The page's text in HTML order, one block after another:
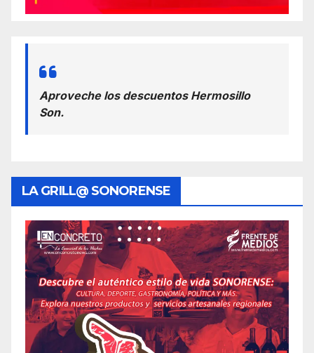
Aproveche los descuentos Hermosillo
Son.
LA GRILL@ SONORENSE